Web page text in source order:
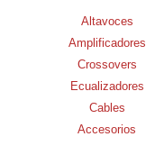
Altavoces
Amplificadores
Crossovers
Ecualizadores
Cables
Accesorios